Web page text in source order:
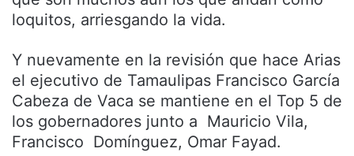
loquitos, arriesgando la vida.
Y nuevamente en la revisión que hace Arias
el ejecutivo de Tamaulipas Francisco García
Cabeza de Vaca se mantiene en el Top 5 de
los gobernadores junto a Mauricio Vila,
Francisco Domínguez, Omar Fayad.